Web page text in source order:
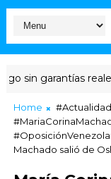
garantías reales
Home #Actualidad
Machado salió de